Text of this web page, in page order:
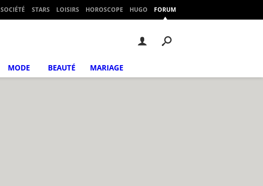
SOCIÉTÉ STARS LOISIRS HOROSCOPE HUGO FORUM
MODE BEAUTÉ MARIAGE